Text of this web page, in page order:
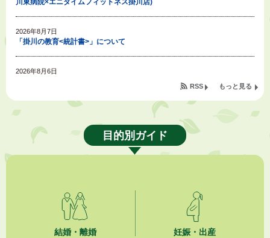
川東病院×エニタイムフィットネス掛川店)
2026年8月7日
「掛川の教育<統計書>」について
2026年8月6日
令和８年度公民館等（大東北公民館、大須賀中央公民館）講座のお知らせ
2026年8月6日
熱中症対策「クーリングシェルター」の設置について
「お茶を知る・体験する講座」を開催します
2026年8月5日
もっと見る
RSS
目的別ガイド
結婚・離婚 妊娠・出産